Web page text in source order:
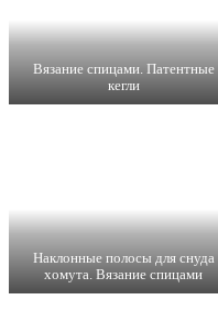
Вязание спицами. Патентные
кегли
Наклонные полосы для снуда
хомута. Вязание спицами